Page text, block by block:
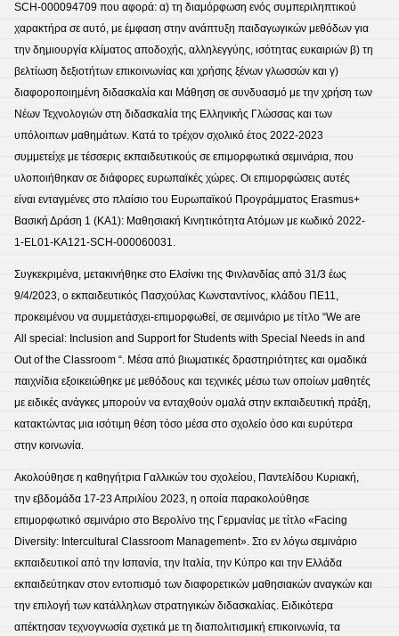
SCH-000094709 που αφορά: α) τη διαμόρφωση ενός συμπεριληπτικού
χαρακτήρα σε αυτό, με έμφαση στην ανάπτυξη παιδαγωγικών μεθόδων για
την δημιουργία κλίματος αποδοχής, αλληλεγγύης, ισότητας ευκαιριών β) τη
βελτίωση δεξιοτήτων επικοινωνίας και χρήσης ξένων γλωσσών και γ)
διαφοροποιημένη διδασκαλία και Μάθηση σε συνδυασμό με την χρήση των
Νέων Τεχνολογιών στη διδασκαλία της Ελληνικής Γλώσσας και των
υπόλοιπων μαθημάτων. Κατά το τρέχον σχολικό έτος 2022-2023
συμμετείχε με τέσσερις εκπαιδευτικούς σε επιμορφωτικά σεμινάρια, που
υλοποιήθηκαν σε διάφορες ευρωπαϊκές χώρες. Οι επιμορφώσεις αυτές
είναι ενταγμένες στο πλαίσιο του Ευρωπαϊκού Προγράμματος Erasmus+
Βασική Δράση 1 (ΚΑ1): Μαθησιακή Κινητικότητα Ατόμων με κωδικό 2022-
1-EL01-KA121-SCH-000060031.
Συγκεκριμένα, μετακινήθηκε στο Ελσίνκι της Φινλανδίας από 31/3 έως
9/4/2023, ο εκπαιδευτικός Πασχούλας Κωνσταντίνος, κλάδου ΠΕ11,
προκειμένου να συμμετάσχει-επιμορφωθεί, σε σεμινάριο με τίτλο “We are
All special: Inclusion and Support for Students with Special Needs in and
Out of the Classroom “. Μέσα από βιωματικές δραστηριότητες και ομαδικά
παιχνίδια εξοικειώθηκε με μεθόδους και τεχνικές μέσω των οποίων μαθητές
με ειδικές ανάγκες μπορούν να ενταχθούν ομαλά στην εκπαιδευτική πράξη,
κατακτώντας μια ισότιμη θέση τόσο μέσα στο σχολείο όσο και ευρύτερα
στην κοινωνία.
Ακολούθησε η καθηγήτρια Γαλλικών του σχολείου, Παντελίδου Κυριακή,
την εβδομάδα 17-23 Απριλίου 2023, η οποία παρακολούθησε
επιμορφωτικό σεμινάριο στο Βερολίνο της Γερμανίας με τίτλο «Facing
Diversity: Intercultural Classroom Management». Στο εν λόγω σεμινάριο
εκπαιδευτικοί από την Ισπανία, την Ιταλία, την Κύπρο και την Ελλάδα
εκπαιδεύτηκαν στον εντοπισμό των διαφορετικών μαθησιακών αναγκών και
την επιλογή των κατάλληλων στρατηγικών διδασκαλίας. Ειδικότερα
απέκτησαν τεχνογνωσία σχετικά με τη διαπολιτισμική επικοινωνία, τα